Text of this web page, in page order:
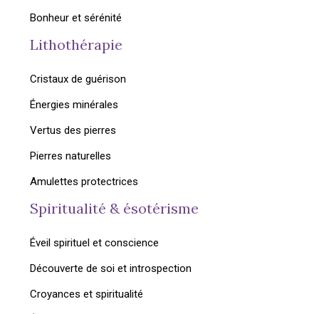
Bonheur et sérénité
Lithothérapie
Cristaux de guérison
Énergies minérales
Vertus des pierres
Pierres naturelles
Amulettes protectrices
Spiritualité & ésotérisme
Éveil spirituel et conscience
Découverte de soi et introspection
Croyances et spiritualité